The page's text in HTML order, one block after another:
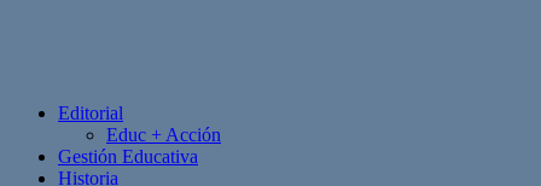
Editorial
Educ + Acción
Gestión Educativa
Historia